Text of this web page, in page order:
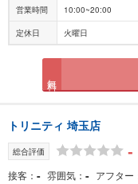
営業時間 10:00~20:00
定休日 火曜日
トリニティ 埼玉店
総合評価 -
接客 - 雰囲気 - アフター